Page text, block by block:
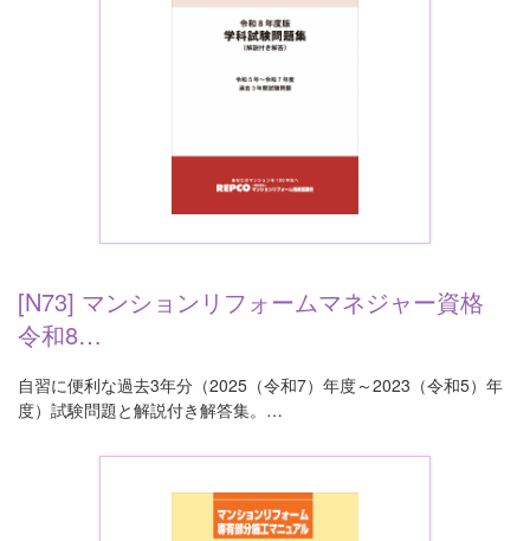
[N73] マンションリフォームマネジャー資格
令和8…
自習に便利な過去3年分（2025（令和7）年度～2023（令和5）年
度）試験問題と解説付き解答集。…